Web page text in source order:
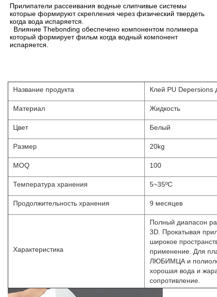
Прилипатели рассеивания водные слипчивые системы
которые формируют скрепления через физический твердеть
когда вода испаряется.
Влияние Thebonding обеспечено компонентом полимера
который формирует фильм когда водный компонент
испаряется.
Название продукта Клей PU
Материал Жидкость
Цвет Белый
Размер 20kg
MOQ 100
Температура хранения 5~35ºC
Продолжительность хранения 9 месяцев
Характеристика
Полный диапасон
3D. Прокатывая
широкое
применение. Для
ЛЮБИМЦА и
хорошая вода и
сопротивление.